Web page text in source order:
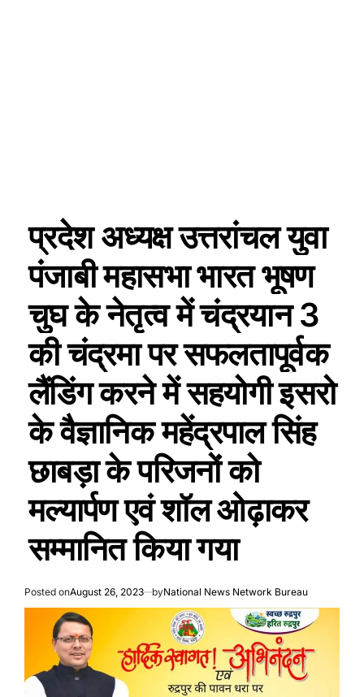
प्रदेश अध्यक्ष उत्तरांचल युवा
पंजाबी महासभा भारत भूषण
चुघ के नेतृत्व में चंद्रयान 3
की चंद्रमा पर सफलतापूर्वक
लैंडिंग करने में सहयोगी इसरो
के वैज्ञानिक महेंद्रपाल सिंह
छाबड़ा के परिजनों को
मल्यार्पण एवं शॉल ओढ़ाकर
सम्मानित किया गया
Posted onAugust 26, 2023 byNational News Network Bureau